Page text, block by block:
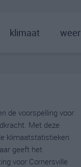
klimaat weer
de voorspelling voor
Met deze
klimaatstatistieken
geeft het
voor Cornersville